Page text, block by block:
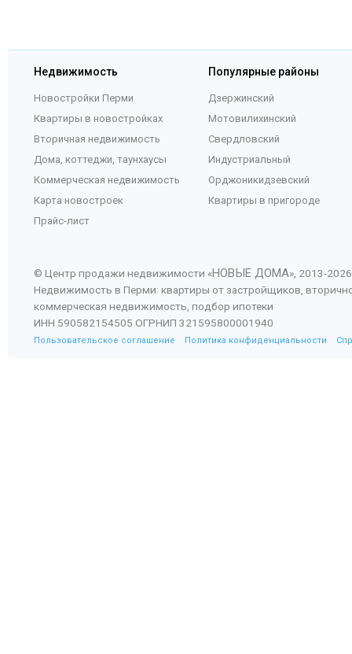
Недвижимость
Новостройки Перми
Квартиры в новостройках
Вторичная недвижимость
Дома, коттеджи, таунхаусы
Коммерческая недвижимость
Карта новостроек
Прайс-лист
Популярные районы
Дзержинский
Мотовилихинский
Свердловский
Индустриальный
Орджоникидзевский
Квартиры в пригороде
© Центр продажи недвижимости «НОВЫЕ ДОМА», 2013-2026
Недвижимость в Перми: квартиры от застройщиков,
коммерческая недвижимость, подбор ипотеки
ИНН 590582154505 ОГРНИП 321595800001940
Пользовательское соглашение Политика конфиденциальности